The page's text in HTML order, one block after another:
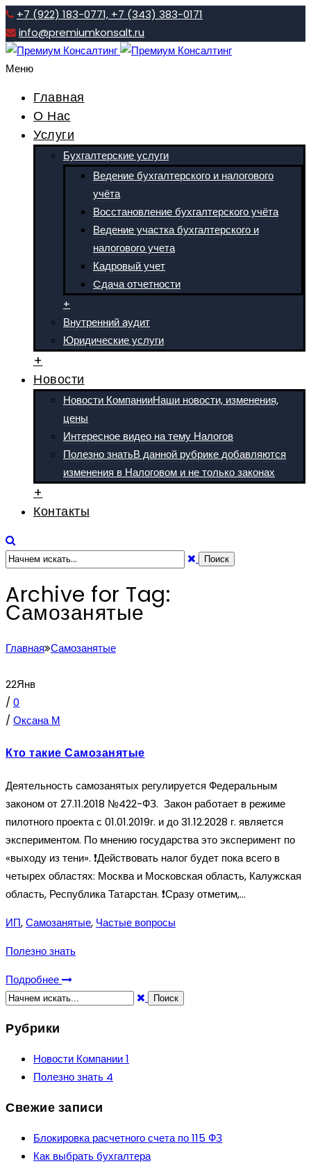
+7 (922) 183-0771, +7 (343) 383-0171
info@premiumkonsalt.ru
Меню
Главная
О Нас
Услуги
Бухгалтерские услуги
Ведение бухгалтерского и налогового
учёта
Восстановление бухгалтерского учёта
Ведение участка бухгалтерского и
налогового учета
Кадровый учет
Cдача отчетности
+
Внутренний аудит
Юридические услуги
+
Новости
Новости КомпанииНаши новости, изменения,
цены
Интересное видео на тему Налогов
Полезно знатьВ данной рубрике добавляются
изменения в Налоговом и не только законах
+
Контакты
Archive for Tag:
Самозанятые
Главная Самозанятые
22Янв
/0
/Оксана М
Кто такие Самозанятые
Деятельность самозанятых регулируется Федеральным
законом от 27.11.2018 №422-ФЗ. Закон работает в режиме
пилотного проекта с 01.01.2019г. и до 31.12.2028 г. является
экспериментом. По мнению государства это эксперимент по
«выходу из тени». ❗Действовать налог будет пока всего в
четырех областях: Москва и Московская область, Калужская
область, Республика Татарстан. ❗Сразу отметим,...
ИП,Самозанятые, Частые вопросы
Полезно знать
Подробнее
Рубрики
Новости Компании1
Полезно знать 4
Свежие записи
Блокировка расчетного счета по 115 ФЗ
Как выбрать бухгалтера